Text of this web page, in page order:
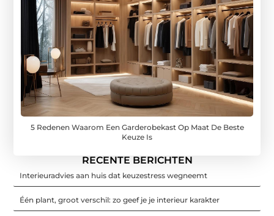
5 Redenen Waarom Een Garderobekast Op Maat De Beste
Keuze Is
RECENTE BERICHTEN
Interieuradvies aan huis dat keuzestress wegneemt
Één plant, groot verschil: zo geef je je interieur karakter